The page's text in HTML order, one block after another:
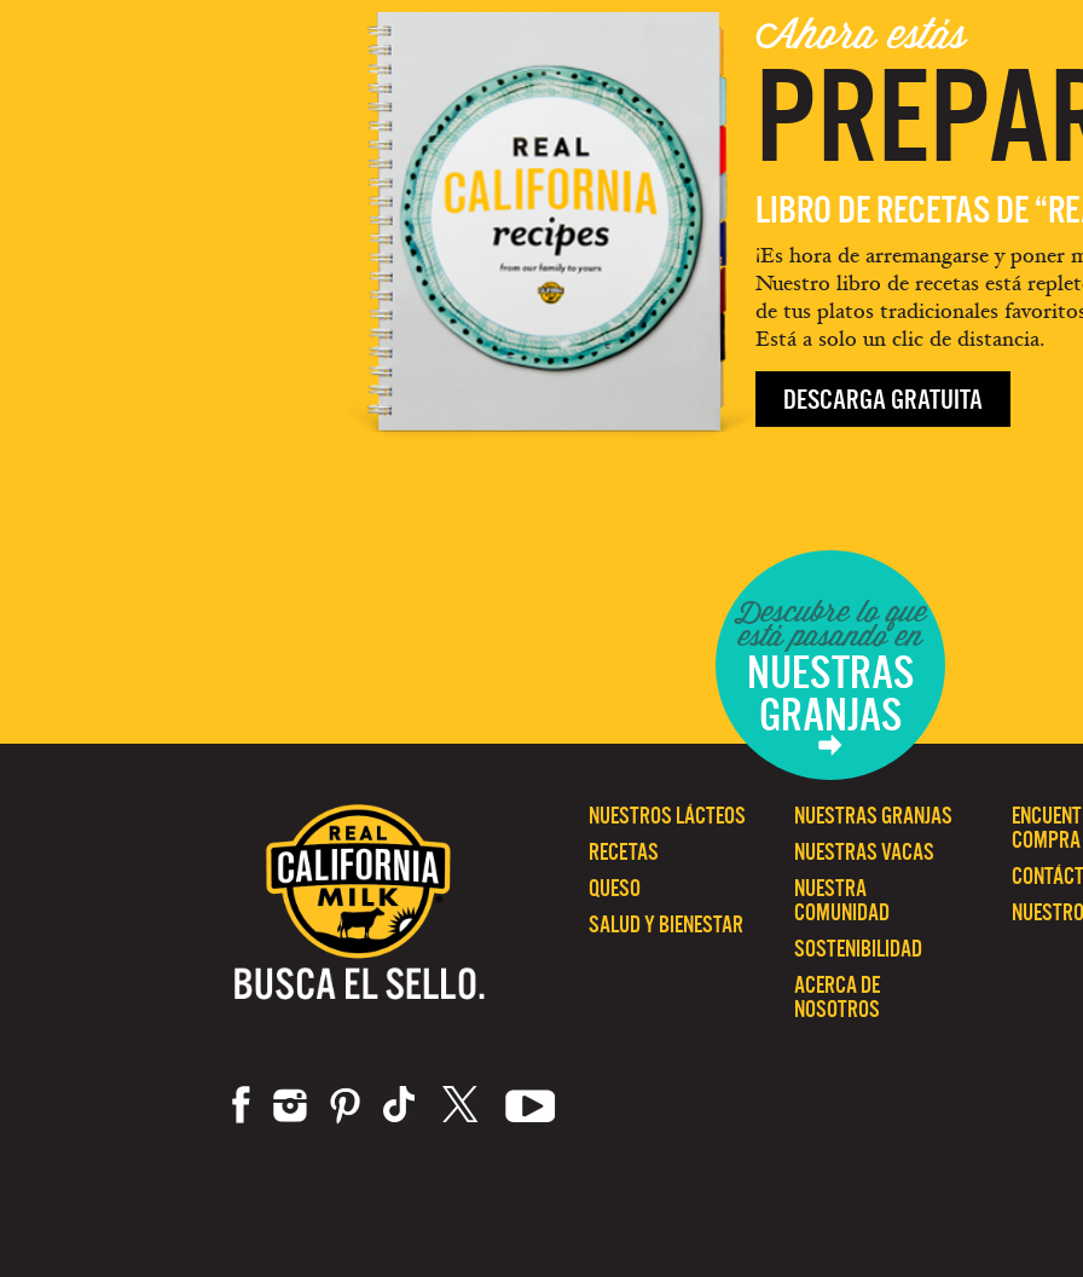
Ahora estás
LIBRO DE RECETAS DE
¡Es hora de arremangarse y poner
Nuestro libro de recetas está
de tus platos tradicionales
Está a solo un clic de distancia.
DESCARGA GRATUITA
Descubre lo que
está pasando en
NUESTRAS
GRANJAS
COMPRA
NUESTRAS GRANJAS
NUESTRAS VACAS
NUESTRA
COMUNIDAD
SOSTENIBILIDAD
ACERCA DE
NOSOTROS
NUESTROS LÁCTEOS
RECETAS
QUESO
SALUD Y BIENESTAR